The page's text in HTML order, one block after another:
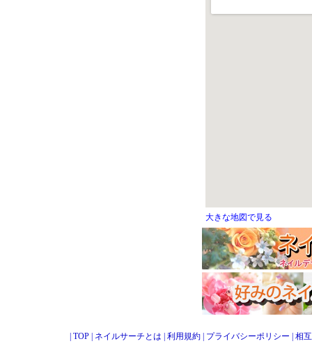
大きな地図で見る
TOP ネイルサーチとは 利用規約 プライバシーポリシー 相